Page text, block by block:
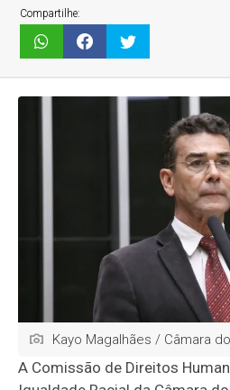
Compartilhe:
Kayo Magalhães / Câmara
A Comissão de Direitos